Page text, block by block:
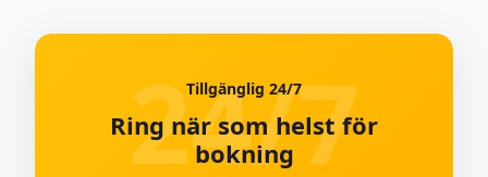
Tillgänglig 24/7
Ring när som helst för
bokning